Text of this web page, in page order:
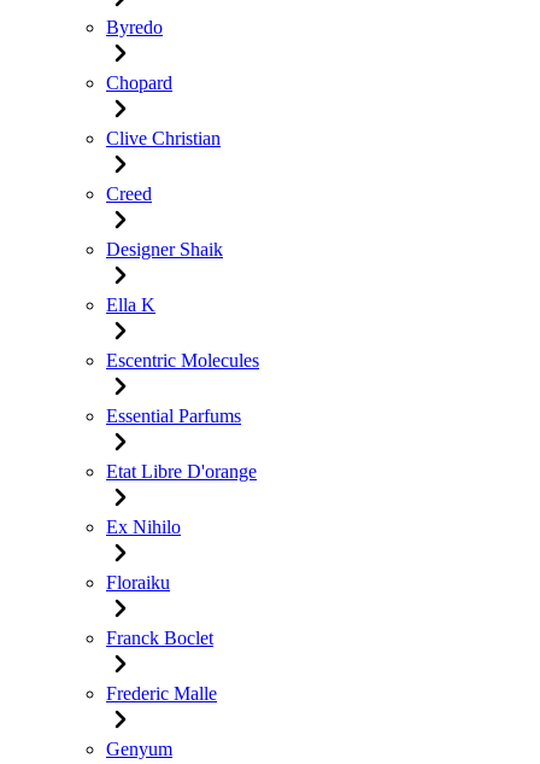
Byredo
Chopard
Clive Christian
Creed
Designer Shaik
Ella K
Escentric Molecules
Essential Parfums
Etat Libre D'orange
Ex Nihilo
Floraiku
Franck Boclet
Frederic Malle
Genyum